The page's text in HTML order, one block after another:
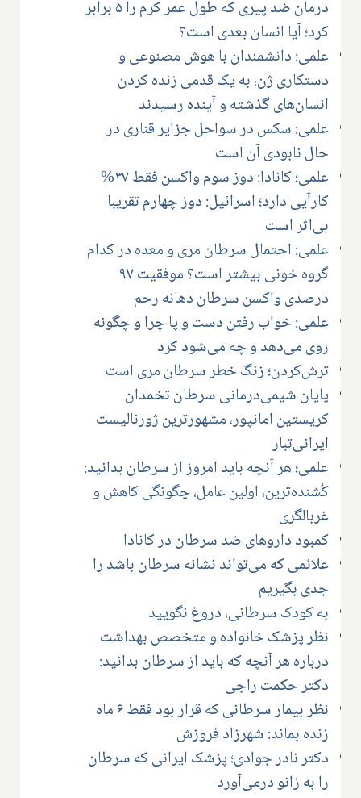
درمان ضد پیری که طول عمر کرم را ۵ برابر
کرد؛ آیا انسان بعدی است؟
علمی: دانشمندان با هوش مصنوعی و
دستکاری ژن، به یک قدمی زنده کردن
انسان‌های گذشته و آینده رسیدند
علمی: سکس در سواحل جزایر قناری در
حال نابودی آن است
علمی؛ کانادا: دوز سوم واکسن فقط ۳۷%
کارآیی دارد؛ اسرائیل: دوز چهارم تقریبا
بی‌اثر است
علمی: احتمال سرطان مری و معده در کدام
گروه خونی بیشتر است؟ موفقیت ۹۷
درصدی واکسن سرطان دهانه رحم
علمی: خواب رفتن دست و پا چرا و چگونه
روی می‌دهد و چه می‌شود کرد
ترش‌کردن؛ زنگ خطر سرطان مری است
پایان شیمی‌درمانی سرطان تخمدان
کریستین امانپور، مشهورترین ژورنالیست
ایرانی‌تبار
علمی؛ هر آنچه باید امروز از سرطان بدانید:
کُشنده‌ترین، اولین عامل، چگونگی کاهش و
غربالگری
کمبود داروهای ضد سرطان در کانادا
علائمی که می‌تواند نشانه سرطان باشد را
جدی بگیریم
به کودک سرطانی، دروغ نگویید
نظر پزشک خانواده و متخصص بهداشت
درباره هر آنچه که باید از سرطان بدانید:
دکتر حکمت راجی
نظر بیمار سرطانی که قرار بود فقط ۶ ماه
زنده بماند: شهرزاد فروزش
دکتر نادر جوادی؛ پزشک ایرانی که سرطان
را به زانو درمی‌آورد